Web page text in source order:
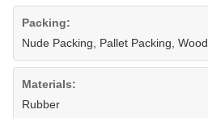
Packing:
Nude Packing, Pallet Packing,
Materials:
Rubber